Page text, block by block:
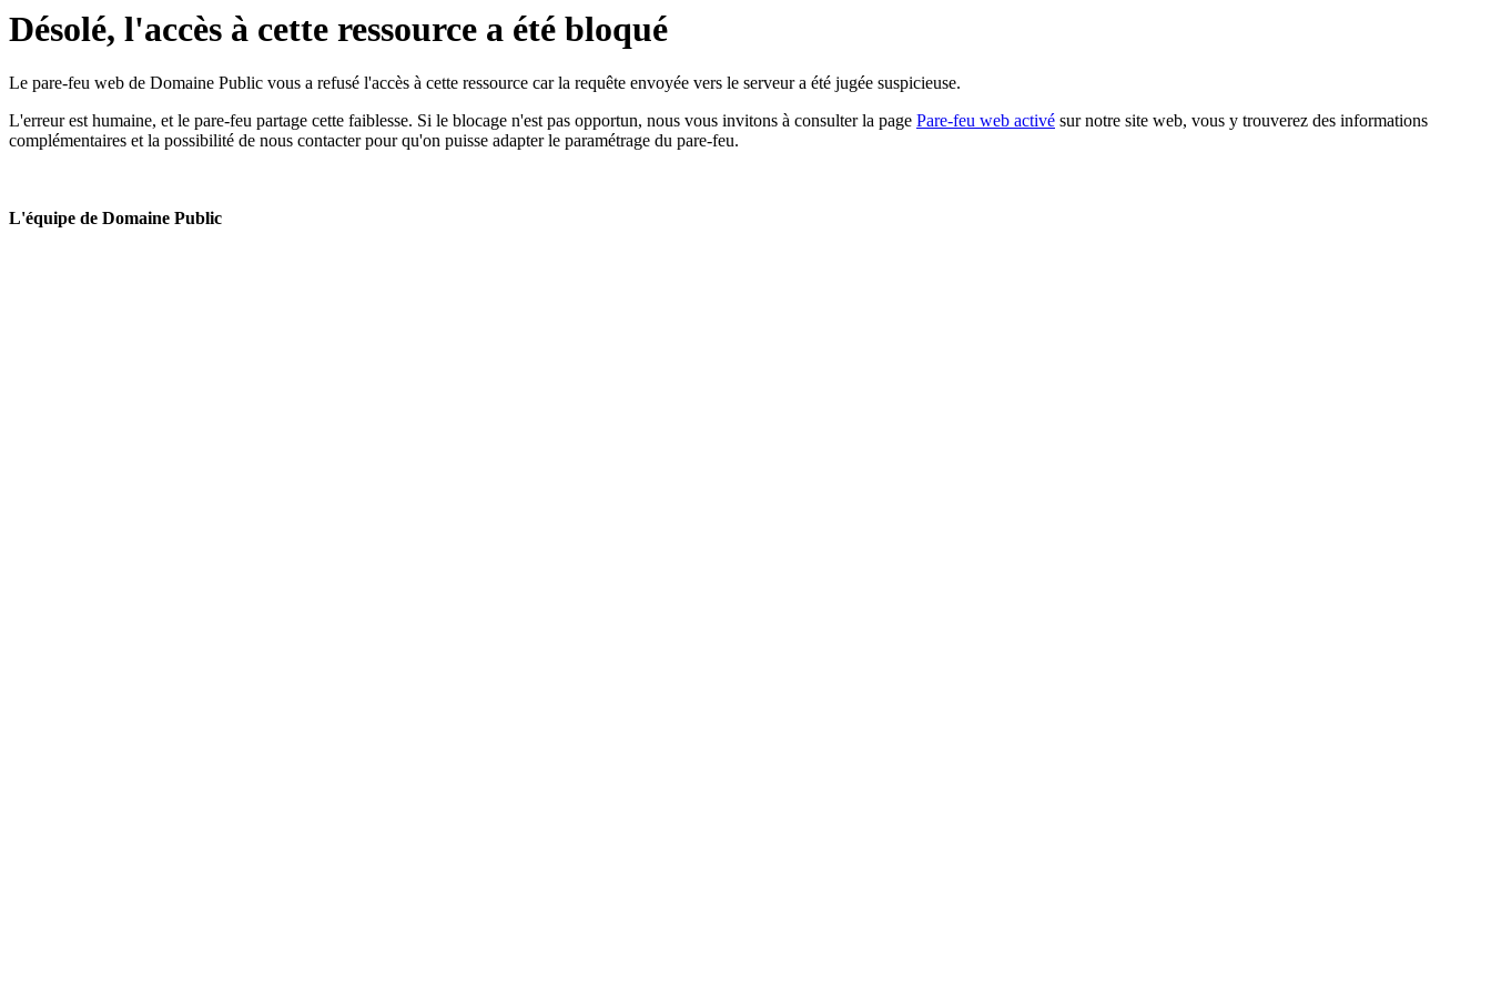
Désolé, l'accès à cette ressource a été bloqué
Le pare-feu web de Domaine Public vous a refusé l'accès à cette ressource car la requête envoyée vers le serveur a été jugée suspicieuse.
L'erreur est humaine, et le pare-feu partage cette faiblesse. Si le blocage n'est pas opportun, nous vous invitons à consulter la page Pare-feu web activé sur notre site web, vous y trouverez des informations
complémentaires et la possibilité de nous contacter pour qu'on puisse adapter le paramétrage du pare-feu.
L'équipe de Domaine Public